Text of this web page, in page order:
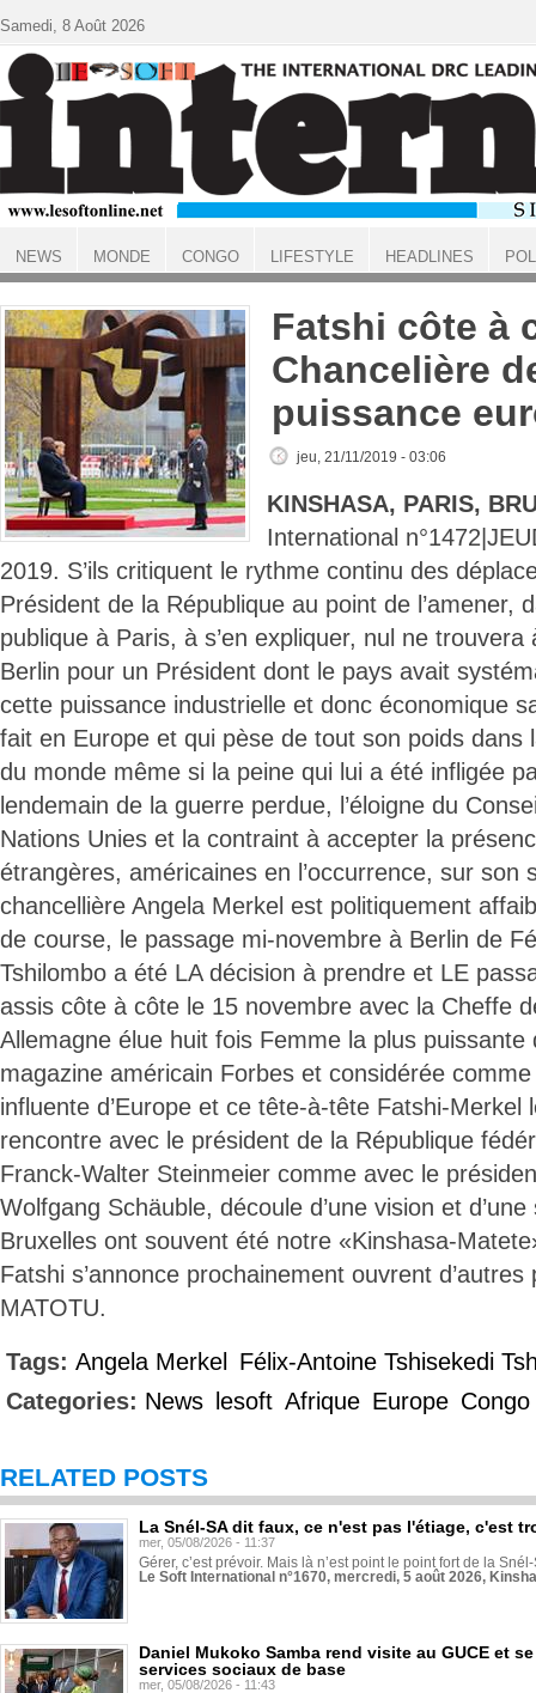
ACCUEIL
Fatshi côte à
Chancelière
puissance
jeu, 21/11/2019 - 03:06
KINSHASA, PARIS,
International
2019. S’ils critiquent le rythme continu des
Président de la République au point de l’amener,
publique à Paris, à s’en expliquer, nul ne
Berlin pour un Président dont le pays avait
cette puissance industrielle et donc économique
fait en Europe et qui pèse de tout son poids dans
du monde même si la peine qui lui a été infligée
lendemain de la guerre perdue, l’éloigne du
Nations Unies et la contraint à accepter la
étrangères, américaines en l’occurrence, sur son
chancellière Angela Merkel est politiquement
de course, le passage mi-novembre à Berlin de
Tshilombo a été LA décision à prendre et LE
assis côte à côte le 15 novembre avec la Cheffe
Allemagne élue huit fois Femme la plus puissante
magazine américain Forbes et considérée
influente d’Europe et ce tête-à-tête Fatshi-Merkel
rencontre avec le président de la République
Franck-Walter Steinmeier comme avec le
Wolfgang Schäuble, découle d’une vision et
Bruxelles ont souvent été notre «Kinshasa-
Fatshi s’annonce prochainement ouvrent d’autres
MATOTU.
Tags: Angela Merkel
Félix-Antoine Tshisekedi
Categories: News lesoft Afrique Europe Congo
RELATED POSTS
La Snél-SA dit faux, ce n'est pas l'étiage, c'est
mer, 05/08/2026 - 11:37
Gérer, c’est prévoir. Mais là n’est point le point fort de la
Le Soft International n°1670, mercredi, 5 août 2026,
Daniel Mukoko Samba rend visite au GUCE et
services sociaux de base
mer, 05/08/2026 - 11:43
Samedi, 8 Août 2026
NEWS MONDE CONGO LIFESTYLE HEADLINES